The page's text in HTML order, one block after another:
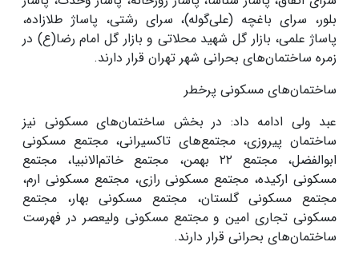
بلور، سرای باغچه (علی‌گوله)، سرای رشتی، پاساژ طلازاده،
پاساژ علمی، بازار گل شهید محلاتی و بازار گل امام رضا(ع) در
زمره ساختمان‌های بحرانی شهر تهران قرار دارند.
ساختمان‌های مسکونی پرخطر
عبد ولی ادامه داد: در بخش ساختمان‌های مسکونی نیز
ساختمان پیروزی، مجتمع‌های تاکسیرانی، مجتمع مسکونی
ابوالفضل، مجتمع ۲۲ بهمن، مجتمع خاتم‌الانبیا، مجتمع
مسکونی ارکیده، مجتمع مسکونی رازی، مجتمع مسکونی ارم،
مجتمع مسکونی گلستان، مجتمع مسکونی بهار، مجتمع
مسکونی تجاری امین و مجتمع مسکونی ولیعصر در فهرست
ساختمان‌های بحرانی قرار دارند.